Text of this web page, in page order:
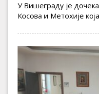
У Вишеграду је
Косова и Метохије